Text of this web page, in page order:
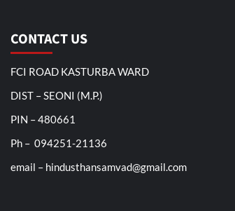
CONTACT US
FCI ROAD KASTURBA WARD
DIST – SEONI (M.P.)
PIN – 480661
Ph – 094251-21136
email – hindusthansamvad@gmail.com